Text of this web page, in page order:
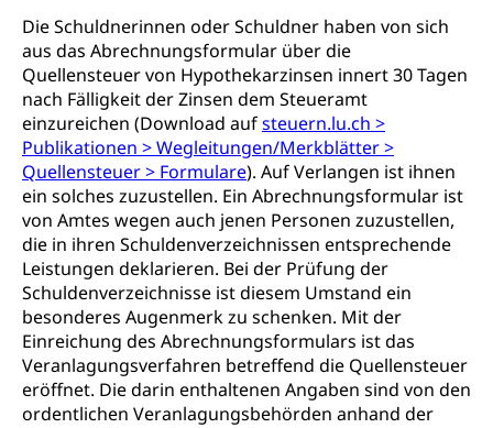
Die Schuldnerinnen oder Schuldner haben von sich
aus das Abrechnungsformular über die
Quellensteuer von Hypothekarzinsen innert 30 Tagen
nach Fälligkeit der Zinsen dem Steueramt
einzureichen (Download aufsteuern.lu.ch >
Publikationen > Wegleitungen/Merkblätter >
Quellensteuer > Formulare). Auf Verlangen ist ihnen
ein solches zuzustellen. Ein Abrechnungsformular ist
von Amtes wegen auch jenen Personen zuzustellen,
die in ihren Schuldenverzeichnissen entsprechende
Leistungen deklarieren. Bei der Prüfung der
Schuldenverzeichnisse ist diesem Umstand ein
besonderes Augenmerk zu schenken. Mit der
Einreichung des Abrechnungsformulars ist das
Veranlagungsverfahren betreffend die Quellensteuer
eröffnet. Die darin enthaltenen Angaben sind von den
ordentlichen Veranlagungsbehörden anhand der
Natur (Dienststelle Landwirtschaft und
Wald)
Natur- und Lanschaftsschutz (GEO-Portal
rawi)
Boden
Chemie und Gifte
Giftabfälle, Giftmüll, Schadstoffe, Giftstoffe, Störfall
Sonderabfälle und Gifte (Umweltberatung
Luzern)
Eigentum
Liegenschaft, Immobilie, Grundstück
ÖREB-Kataster
Grundeigentümerabfrage
Energie
Strom, Energieversorgung, Stromversorgung,
Energieverbrauch, Stromverbrauch, Energiequelle,
Windenergie, Wasserkraft, Sonnenenergie, fossile
Energie, erneuerbare Energie, Biomasse
Energiefachstellenkonferenz Zentralschweiz
Grundbuch
Grundbucheintrag, Grundbuchamt,
Grundeigentum, Grundstück